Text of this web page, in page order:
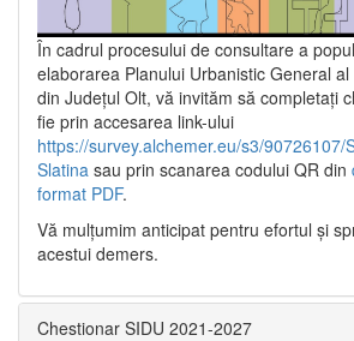
În cadrul procesului de consultare a
elaborarea Planului Urbanistic General
din Județul Olt, vă invităm să completați
fie prin accesarea link-ului
https://survey.alchemer.eu/s3/90726107/
Slatina sau prin scanarea codului QR din
format PDF.
Vă mulţumim anticipat pentru efortul şi
acestui demers.
Chestionar SIDU 2021-2027